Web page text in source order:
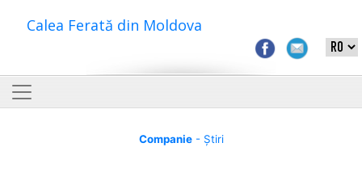
Calea Ferată din Moldova
Companie- Știri